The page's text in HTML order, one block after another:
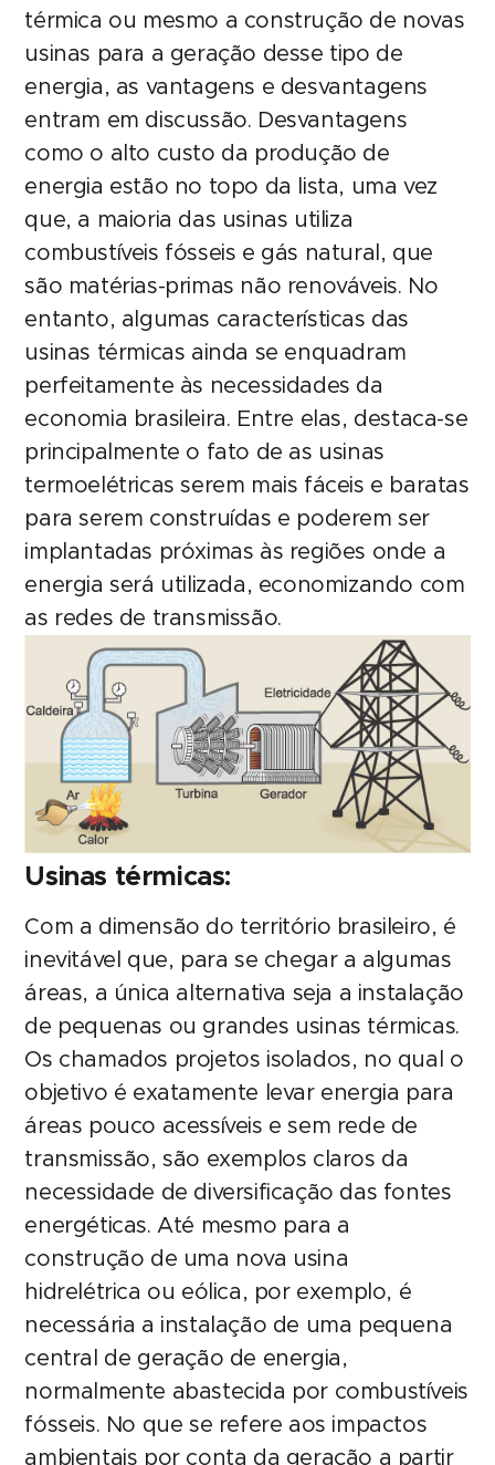
térmica ou mesmo a construção de novas
usinas para a geração desse tipo de
energia, as vantagens e desvantagens
entram em discussão. Desvantagens
como o alto custo da produção de
energia estão no topo da lista, uma vez
que, a maioria das usinas utiliza
combustíveis fósseis e gás natural, que
são matérias-primas não renováveis. No
entanto, algumas características das
usinas térmicas ainda se enquadram
perfeitamente às necessidades da
economia brasileira. Entre elas, destaca-se
principalmente o fato de as usinas
termoelétricas serem mais fáceis e baratas
para serem construídas e poderem ser
implantadas próximas às regiões onde a
energia será utilizada, economizando com
as redes de transmissão.
Usinas térmicas:
Com a dimensão do território brasileiro, é
inevitável que, para se chegar a algumas
áreas, a única alternativa seja a instalação
de pequenas ou grandes usinas térmicas.
Os chamados projetos isolados, no qual o
objetivo é exatamente levar energia para
áreas pouco acessíveis e sem rede de
transmissão, são exemplos claros da
necessidade de diversificação das fontes
energéticas. Até mesmo para a
construção de uma nova usina
hidrelétrica ou eólica, por exemplo, é
necessária a instalação de uma pequena
central de geração de energia,
normalmente abastecida por combustíveis
fósseis. No que se refere aos impactos
ambientais por conta da geração a partir